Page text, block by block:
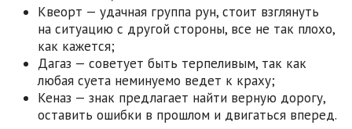
Квеорт — удачная группа рун, стоит взглянуть
на ситуацию с другой стороны, все не так плохо,
как кажется;
Дагаз — советует быть терпеливым, так как
любая суета неминуемо ведет к краху;
Кеназ — знак предлагает найти верную дорогу,
оставить ошибки в прошлом и двигаться вперед.